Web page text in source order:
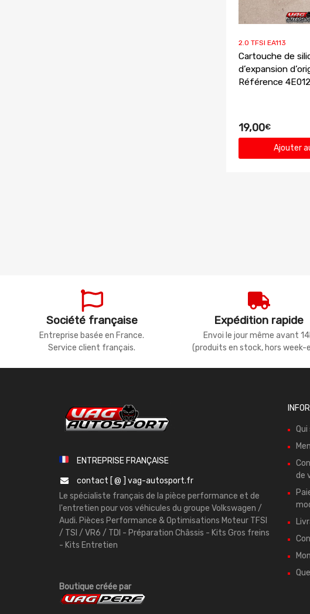
2.0 TFSI EA113
Cartouche de
d’expansion
Référence
19,00€
Ajouter
Société française
Entreprise basée en France.
Service client français.
Expédition rapide
Envoi le jour même avant
(produits en stock, hors week-
ENTREPRISE FRANÇAISE
contact [ @ ] vag-autosport.fr
Le spécialiste français de la pièce performance et de
l'entretien pour vos véhicules du groupe Volkswagen /
Audi. Pièces Performance & Optimisations Moteur TFSI
/ TSI / VR6 / TDI - Préparation Châssis - Kits Gros freins
- Kits Entretien
Boutique créée par
de